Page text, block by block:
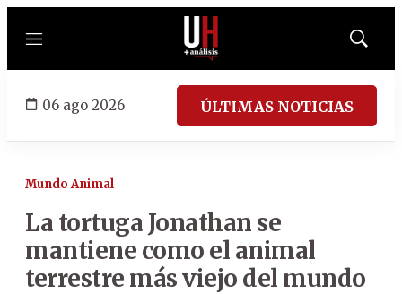
Menú
Mostrar
06 ago 2026 ÚLTIMAS NOTICIAS
Mundo Animal
La tortuga Jonathan se
mantiene como el animal
terrestre más viejo del mundo